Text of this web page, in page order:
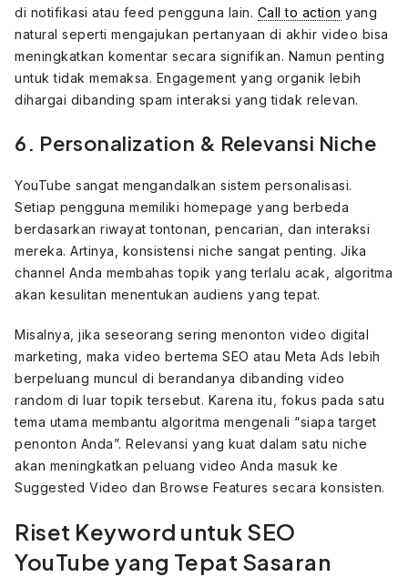
di notifikasi atau feed pengguna lain. Call to action yang
natural seperti mengajukan pertanyaan di akhir video bisa
meningkatkan komentar secara signifikan. Namun penting
untuk tidak memaksa. Engagement yang organik lebih
dihargai dibanding spam interaksi yang tidak relevan.
6. Personalization & Relevansi Niche
YouTube sangat mengandalkan sistem personalisasi.
Setiap pengguna memiliki homepage yang berbeda
berdasarkan riwayat tontonan, pencarian, dan interaksi
mereka. Artinya, konsistensi niche sangat penting. Jika
channel Anda membahas topik yang terlalu acak, algoritma
akan kesulitan menentukan audiens yang tepat.
Misalnya, jika seseorang sering menonton video digital
marketing, maka video bertema SEO atau Meta Ads lebih
berpeluang muncul di berandanya dibanding video
random di luar topik tersebut. Karena itu, fokus pada satu
tema utama membantu algoritma mengenali “siapa target
penonton Anda”. Relevansi yang kuat dalam satu niche
akan meningkatkan peluang video Anda masuk ke
Suggested Video dan Browse Features secara konsisten.
Riset Keyword untuk SEO
YouTube yang Tepat Sasaran